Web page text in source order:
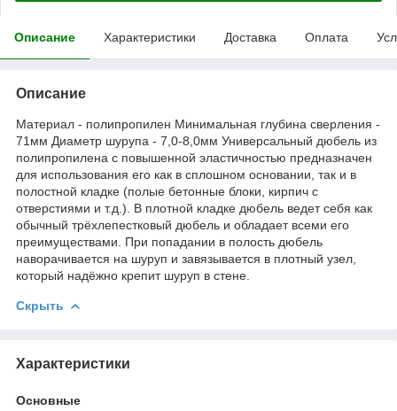
Описание Характеристики Доставка Оплата
Описание
Материал - полипропилен Минимальная глубина сверления -
71мм Диаметр шурупа - 7,0-8,0мм Универсальный дюбель из
полипропилена с повышенной эластичностью предназначен
для использования его как в сплошном основании, так и в
полостной кладке (полые бетонные блоки, кирпич с
отверстиями и т.д.). В плотной кладке дюбель ведет себя как
обычный трёхлепестковый дюбель и обладает всеми его
преимуществами. При попадании в полость дюбель
наворачивается на шуруп и завязывается в плотный узел,
который надёжно крепит шуруп в стене.
Скрыть
Характеристики
Основные